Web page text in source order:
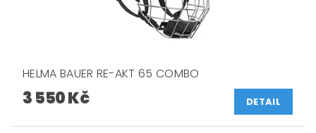
HELMA BAUER RE-AKT 65 COMBO
3 550 Kč DETAIL